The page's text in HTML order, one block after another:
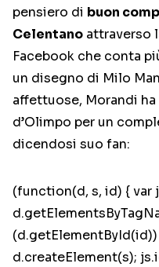
pensiero di buon
Celentano attraverso
Facebook che conta
un disegno di Milo
affettuose, Morandi
d’Olimpo per un
dicendosi suo fan:
(function(d, s, id) { var
(d.getElementById(id))
d.createElement(s);